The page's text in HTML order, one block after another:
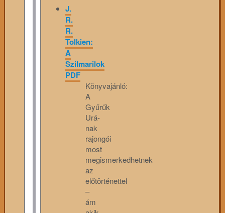
J.
R.
R.
Tolkien:
A
Szilmarilok
PDF
Könyvajánló:
A
Gyűrűk
Urá-
nak
rajongói
most
megismerkedhetnek
az
előtörténettel
–
ám